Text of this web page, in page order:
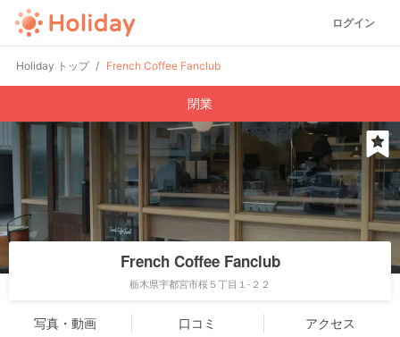
ログイン
Holiday トップ French Coffee Fanclub
閉業
French Coffee Fanclub
栃木県宇都宮市桜５丁目１-２２
写真・動画 口コミ アクセス